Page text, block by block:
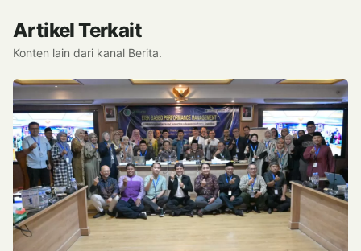
Artikel Terkait
Konten lain dari kanal Berita.